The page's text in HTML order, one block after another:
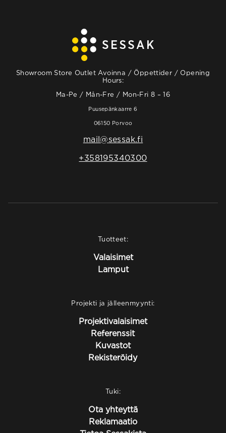
Showroom Store Outlet Avoinna / Öppettider / Opening
Hours:
Ma-Pe / Mån-Fre / Mon-Fri 8 – 16
Puusepänkaarre 6
06150 Porvoo
mail@sessak.fi
+358195340300
Tuotteet:
Valaisimet
Lamput
Projekti ja jälleenmyynti:
Projektivalaisimet
Referenssit
Kuvastot
Rekisteröidy
Tuki:
Ota yhteyttä
Reklamaatio